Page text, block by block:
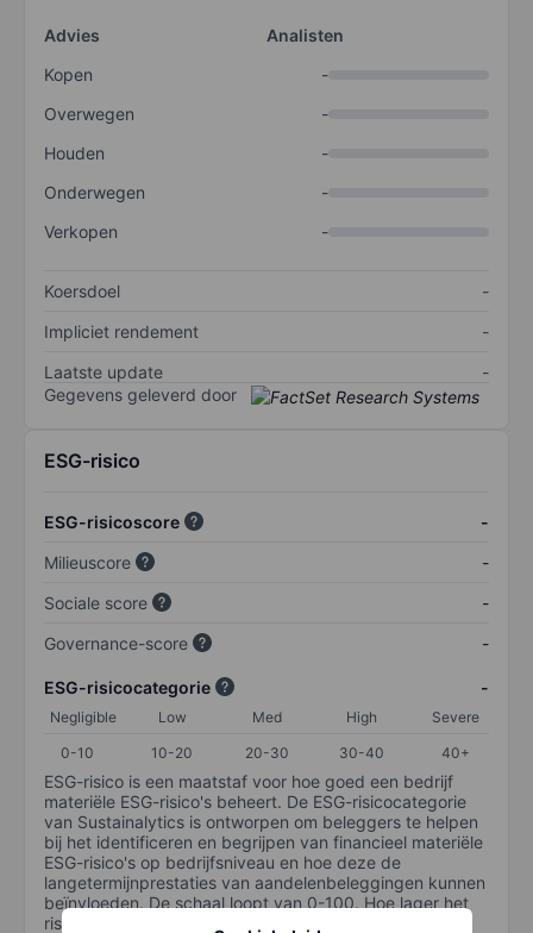
Advies
Analisten
Kopen
-
Overwegen
-
Houden
-
Onderwegen
-
Verkopen
-
Koersdoel
-
Impliciet rendement
-
Laatste update
-
Gegevens geleverd door
ESG-risico
ESG-risicoscore
-
Milieuscore
-
Sociale score
-
Governance-score
-
ESG-risicocategorie -
Negligible Low Med High
Severe
0-10
10-20 20-30 30-40 40+
ESG-risico is een maatstaf voor hoe goed een bedrijf
materiële ESG-risico's beheert. De ESG-risicocategorie
van Sustainalytics is ontworpen om beleggers te helpen
bij het identificeren en begrijpen van financieel materiële
ESG-risico's op bedrijfsniveau en hoe deze de
langetermijnprestaties van aandelenbeleggingen kunnen
beïnvloeden. De schaal loopt van 0-100. Hoe lager het
risico, hoe beter (0 staat voor geen risico en 100 voor